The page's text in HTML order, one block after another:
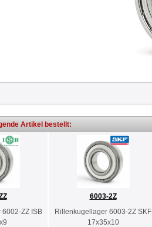
Artikel bestellt:
ZZ ISB
6003-2Z
Rillenkugellager 6003-2Z SKF
17x35x10